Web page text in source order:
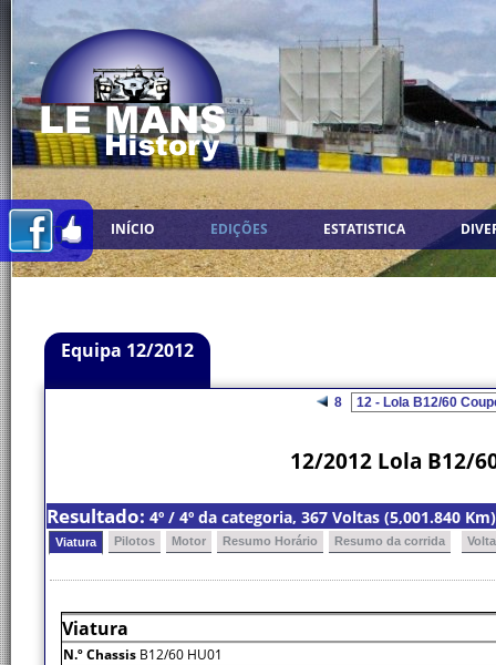
INÍCIO EDIÇÕES ESTATISTICA
Equipa 12/2012
8
12/2012 Lola B12/
Resultado: 4º / 4º da categoria, 367 Voltas (5,001.840
Viatura Pilotos Motor Resumo Horário Resumo da corrida
Viatura
N.º Chassis B12/60 HU01